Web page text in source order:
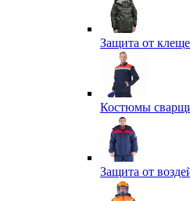
Защита от
Костюмы
Защита от